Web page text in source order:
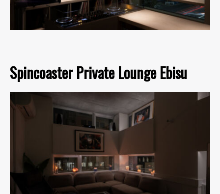
Spincoaster Private Lounge Ebisu